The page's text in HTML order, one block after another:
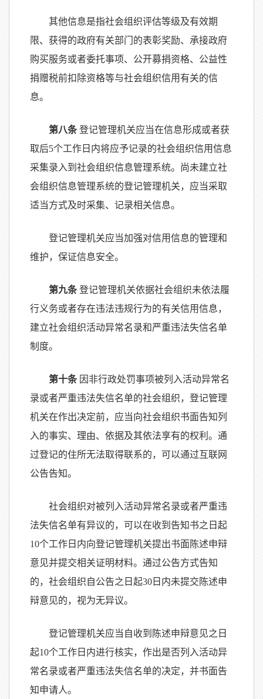
其他信息是指社会组织评估等级及有效期
限、获得的政府有关部门的表彰奖励、承接政府
购买服务或者委托事项、公开募捐资格、公益性
捐赠税前扣除资格等与社会组织信用有关的信
息。
第八条登记管理机关应当在信息形成或者获
取后5个工作日内将应予记录的社会组织信用信息
采集录入到社会组织信息管理系统。尚未建立社
会组织信息管理系统的登记管理机关，应当采取
适当方式及时采集、记录相关信息。
登记管理机关应当加强对信用信息的管理和
维护，保证信息安全。
第九条登记管理机关依据社会组织未依法履
行义务或者存在违法违规行为的有关信用信息，
建立社会组织活动异常名录和严重违法失信名单
制度。
第十条因非行政处罚事项被列入活动异常名
录或者严重违法失信名单的社会组织，登记管理
机关在作出决定前，应当向社会组织书面告知列
入的事实、理由、依据及其依法享有的权利。通
过登记的住所无法取得联系的，可以通过互联网
公告告知。
社会组织对被列入活动异常名录或者严重违
法失信名单有异议的，可以在收到告知书之日起
10个工作日内向登记管理机关提出书面陈述申辩
意见并提交相关证明材料。通过公告方式告知
的，社会组织自公告之日起30日内未提交陈述申
辩意见的，视为无异议。
登记管理机关应当自收到陈述申辩意见之日
起10个工作日内进行核实，作出是否列入活动异
常名录或者严重违法失信名单的决定，并书面告
知申请人。